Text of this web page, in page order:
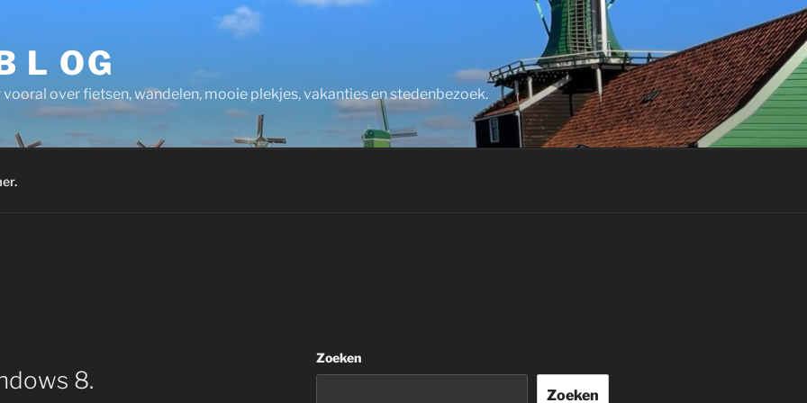
L OG
over fietsen, wandelen, mooie plekjes, vakanties en stedenbezoek.
8.
Zoeken
Zoeken